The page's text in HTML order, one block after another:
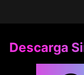
Descarga